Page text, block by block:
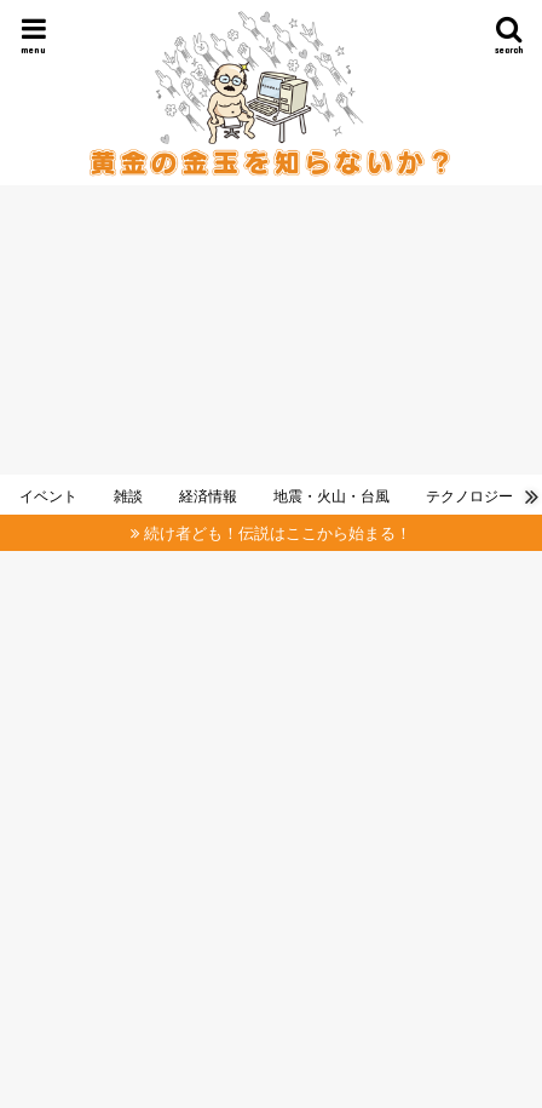
search
menu
イベント 雑談 経済情報 地震・火山・台風 テクノロジー
続け者ども！伝説はここから始まる！